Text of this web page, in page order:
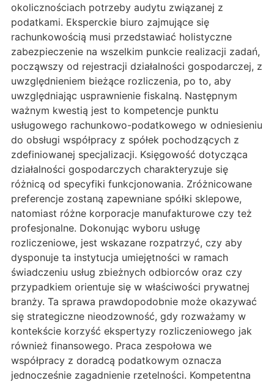
okolicznościach potrzeby audytu związanej z
podatkami. Eksperckie biuro zajmujące się
rachunkowością musi przedstawiać holistyczne
zabezpieczenie na wszelkim punkcie realizacji zadań,
począwszy od rejestracji działalności gospodarczej, z
uwzględnieniem bieżące rozliczenia, po to, aby
uwzględniając usprawnienie fiskalną. Następnym
ważnym kwestią jest to kompetencje punktu
usługowego rachunkowo-podatkowego w odniesieniu
do obsługi współpracy z spółek pochodzących z
zdefiniowanej specjalizacji. Księgowość dotycząca
działalności gospodarczych charakteryzuje się
różnicą od specyfiki funkcjonowania. Zróżnicowane
preferencje zostaną zapewniane spółki sklepowe,
natomiast różne korporacje manufakturowe czy też
profesjonalne. Dokonując wyboru usługę
rozliczeniowe, jest wskazane rozpatrzyć, czy aby
dysponuje ta instytucja umiejętności w ramach
świadczeniu usług zbieżnych odbiorców oraz czy
przypadkiem orientuje się w właściwości prywatnej
branży. Ta sprawa prawdopodobnie może okazywać
się strategiczne nieodzowność, gdy rozważamy w
kontekście korzyść ekspertyzy rozliczeniowego jak
również finansowego. Praca zespołowa we
współpracy z doradcą podatkowym oznacza
jednocześnie zagadnienie rzetelności. Kompetentna